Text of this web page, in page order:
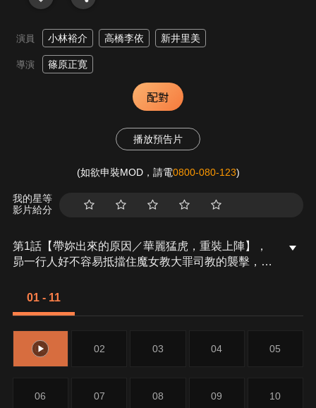
演員 小林裕介 高橋李依 新井里美
導演 篠原正寛
配對
播放預告片
(如欲申裝MOD，請電0800-080-123)
我的星等
影片給分
第1話【帶妳出來的原因／華麗猛虎，重裝上陣】，
昴一行人好不容易抵擋住魔女教大罪司教的襲擊，卻
與記憶，付出了相當大的代價。當一行人尋找突破現
塔。另一方面，為了療傷而留在樸利斯提拉的嘉飛
爾，在咪咪的陪同下，拜訪了失憶的母親莉亞拉的
家。
01 - 11
01 02 03 04 05
06 07 08 09 10